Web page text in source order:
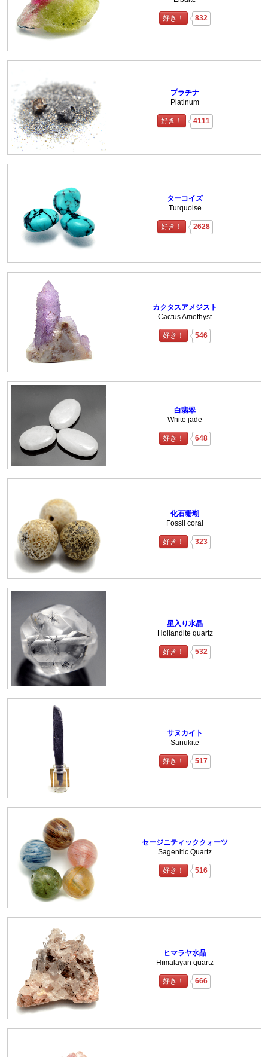
好き！ 832
プラチナ
Platinum
好き！ 4111
ターコイズ
Turquoise
好き！ 2628
カクタスアメジスト
Cactus Amethyst
好き！ 546
白翡翠
White jade
好き！ 648
化石珊瑚
Fossil coral
好き！ 323
星入り水晶
Hollandite quartz
好き！ 532
サヌカイト
Sanukite
好き！ 517
セージニティッククォーツ
Sagenitic Quartz
好き！ 516
ヒマラヤ水晶
Himalayan quartz
好き！ 666